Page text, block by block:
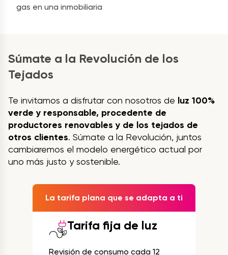
gas en una inmobiliaria
Súmate a la Revolución de los
Tejados
Te invitamos a disfrutar con nosotros de luz 100%
verde y responsable, procedente de
productores renovables y de los tejados de
otros clientes. Súmate a la Revolución, juntos
cambiaremos el modelo energético actual por
uno más justo y sostenible.
La tarifa plana que se adapta a ti
Tarifa fija de luz
Revisión de consumo cada 12